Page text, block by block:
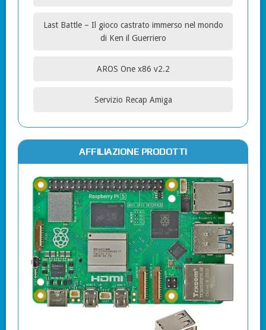
Last Battle – Il gioco castrato immerso nel mondo
di Ken il Guerriero
AROS One x86 v2.2
Servizio Recap Amiga
AFFILIAZIONE PRODOTTI